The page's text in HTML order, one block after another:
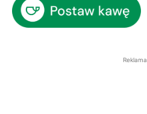
Reklama